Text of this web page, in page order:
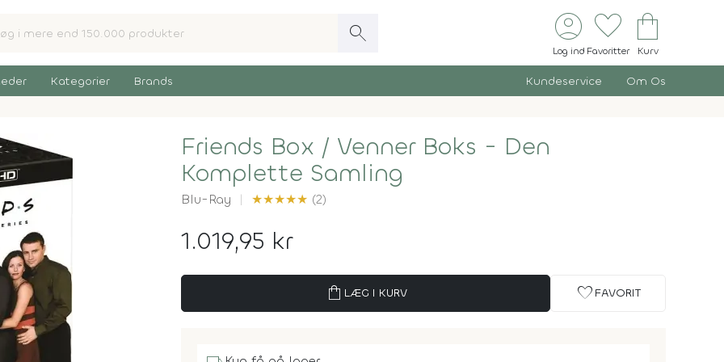
search account_circle
Log ind
favorite
Favoritter
shopping_bag
Kurv
Kategorier Brands Kundeservice Om Os
Friends Box / Venner Boks - Den
Komplette Samling
Blu-Ray ★★★★★ (2)
1.019,95 kr
shopping_bag LÆG I KURV favorite FAVORIT